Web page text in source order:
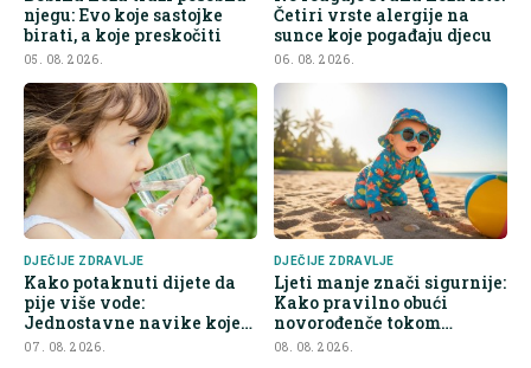
njegu: Evo koje sastojke
birati, a koje preskočiti
05. 08. 2026.
Četiri vrste alergije na
sunce koje pogađaju djecu
06. 08. 2026.
DJEČIJE ZDRAVLJE
Kako potaknuti dijete da
pije više vode:
Jednostavne navike koje
olakšavaju roditeljima
07. 08. 2026.
DJEČIJE ZDRAVLJE
Ljeti manje znači sigurnije:
Kako pravilno obući
novorođenče tokom
toplinskog vala
08. 08. 2026.